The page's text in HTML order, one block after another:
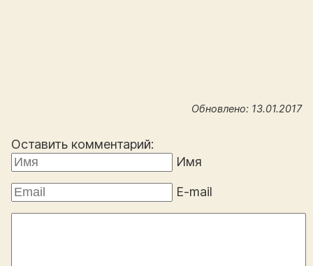
Обновлено: 13.01.2017
Оставить комментарий:
Имя
E-mail